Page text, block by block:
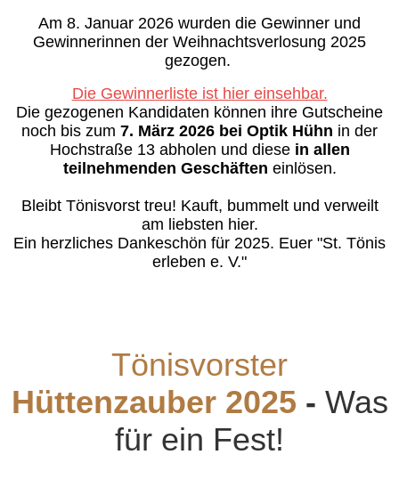
Am 8. Januar 2026 wurden die Gewinner und
Gewinnerinnen der Weihnachtsverlosung 2025
gezogen.
Die Gewinnerliste ist hier einsehbar.
Die gezogenen Kandidaten können ihre Gutscheine
noch bis zum 7. März 2026 bei Optik Hühn in der
Hochstraße 13 abholen und diese in allen
teilnehmenden Geschäften einlösen.
Bleibt Tönisvorst treu! Kauft, bummelt und verweilt
am liebsten hier.
Ein herzliches Dankeschön für 2025. Euer "St. Tönis
erleben e. V."
Tönisvorster
Hüttenzauber 2025 - Was
für ein Fest!